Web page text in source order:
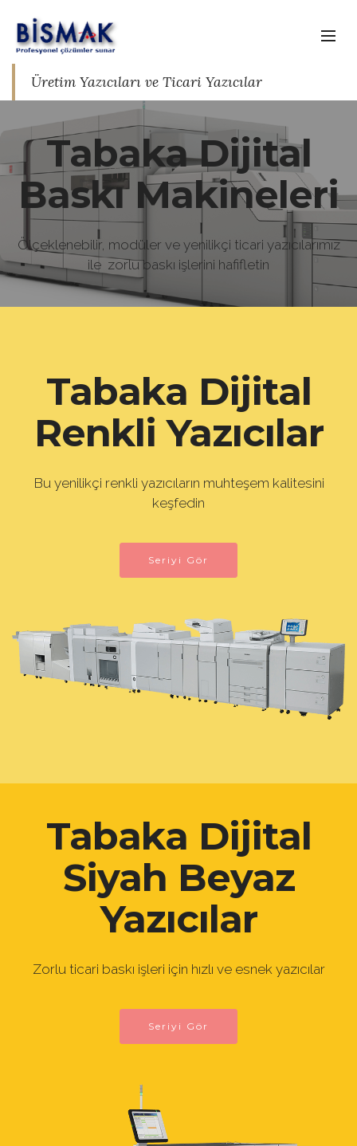
Üretim Yazıcıları ve Ticari Yazıcılar
Tabaka Dijital
Baskı Makineleri
Ölçeklenebilir, modüler ve yenilikçi ticari yazıcılarımız
ile zorlu baskı işlerini hafifletin
Tabaka Dijital
Renkli Yazıcılar
Bu yenilikçi renkli yazıcıların muhteşem kalitesini
keşfedin
Seriyi Gör
Tabaka Dijital
Siyah Beyaz
Yazıcılar
Zorlu ticari baskı işleri için hızlı ve esnek yazıcılar
Seriyi Gör